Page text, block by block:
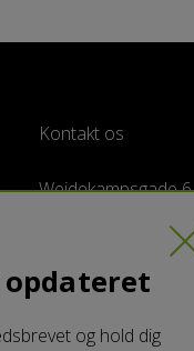
opdateret
og hold dig
Kontakt os
Weidekampsgade 6